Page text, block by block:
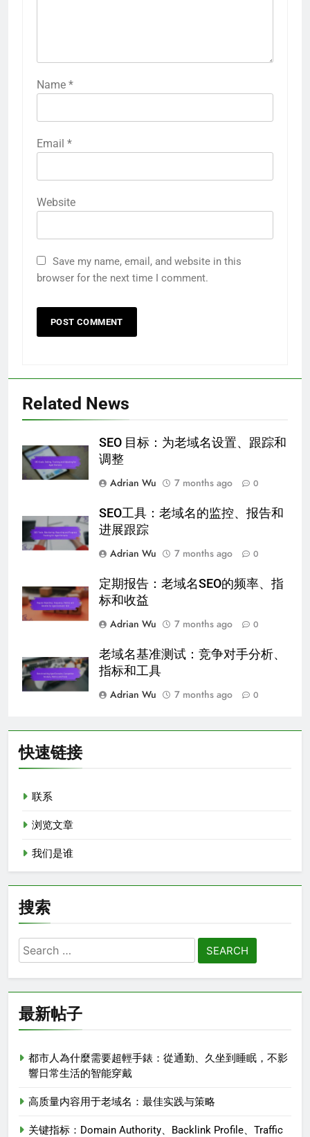
Name *
Email *
Website
Save my name, email, and website in this
browser for the next time I comment.
Related News
SEO 目标：为老域名设置、跟踪和
调整
Adrian Wu
7 months ago 0
SEO工具：老域名的监控、报告和
进展跟踪
Adrian Wu
7 months ago 0
定期报告：老域名SEO的频率、指
标和收益
Adrian Wu
7 months ago 0
老域名基准测试：竞争对手分析、
指标和工具
Adrian Wu
7 months ago 0
快速链接
联系
浏览文章
我们是谁
搜索
Search
for:
最新帖子
都市人為什麼需要超輕手錶：從通勤、久坐到睡眠，不影
響日常生活的智能穿戴
高质量内容用于老域名：最佳实践与策略
关键指标：Domain Authority、Backlink Profile、Traffic